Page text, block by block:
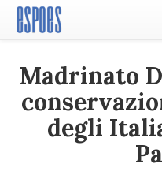
Madrinato
degli